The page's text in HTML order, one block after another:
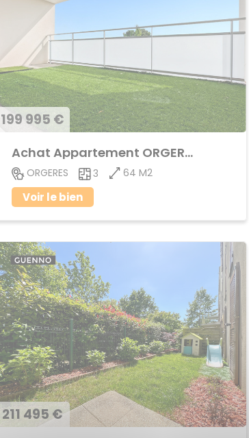
199 995 €
Achat Appartement ORGERES
ORGERES 3 64 M2
Voir le bien
211 495 €